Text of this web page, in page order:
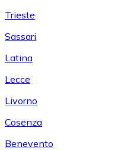
Trieste
Sassari
Latina
Lecce
Livorno
Cosenza
Benevento